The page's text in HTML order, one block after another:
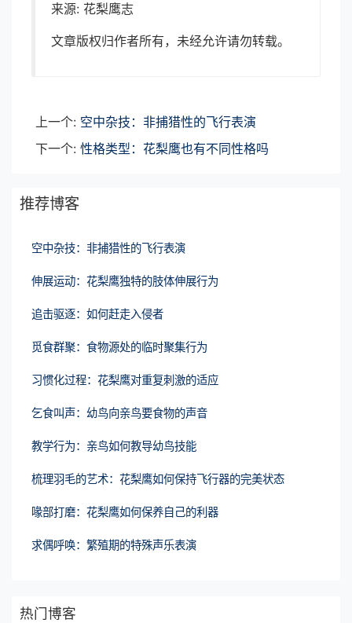
来源: 花梨鹰志
文章版权归作者所有，未经允许请勿转载。
上一个: 空中杂技：非捕猎性的飞行表演
下一个: 性格类型：花梨鹰也有不同性格吗
推荐博客
空中杂技：非捕猎性的飞行表演
伸展运动：花梨鹰独特的肢体伸展行为
追击驱逐：如何赶走入侵者
觅食群聚：食物源处的临时聚集行为
习惯化过程：花梨鹰对重复刺激的适应
乞食叫声：幼鸟向亲鸟要食物的声音
教学行为：亲鸟如何教导幼鸟技能
梳理羽毛的艺术：花梨鹰如何保持飞行器的完美状态
喙部打磨：花梨鹰如何保养自己的利器
求偶呼唤：繁殖期的特殊声乐表演
热门博客